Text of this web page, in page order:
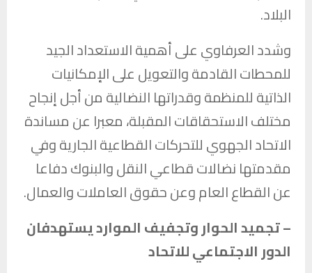
البلاد.
وشدد العرفاوي على أهمية الاستعداد الجيد
للمحطات القادمة والتعويل على الإمكانيات
الذاتية للمنظمة وقدراتها النضالية من أجل إنجاح
مختلف الاستحقاقات المقبلة، معبرا عن مساندة
الاتحاد الجهوي للتحركات القطاعية الجارية وفي
مقدمتها نضالات قطاعي النقل والبنوك دفاعا
عن القطاع العام وعن حقوق العاملات والعمال.
– تجميد الحوار وتجفيف الموارد يستهدفان
الدور الاجتماعي للاتحاد